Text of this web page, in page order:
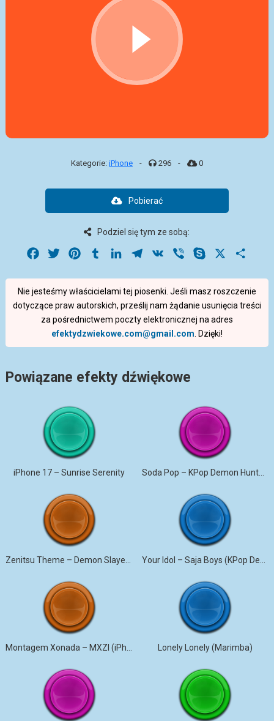
Kategorie: iPhone - 296 - 0
Pobierać
Podziel się tym ze sobą:
Facebook
Twitter PinterestTumblrLinkedInTelegram
VK Viber Skype
Nie jesteśmy właścicielami tej piosenki. Jeśli masz roszczenie
dotyczące praw autorskich, prześlij nam żądanie usunięcia treści
za pośrednictwem poczty elektronicznej na adres
efektydzwiekowe.com@gmail.com . Dzięki!
Powiązane efekty dźwiękowe
iPhone 17 – Sunrise Serenity Soda Pop – KPop Demon Hunters (Marimba)
Lonely Lonely (Marimba)